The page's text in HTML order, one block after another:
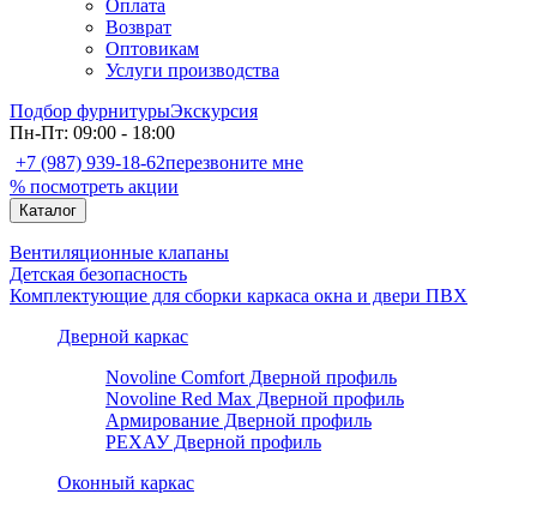
Оплата
Возврат
Оптовикам
Услуги производства
Подбор фурнитурыЭкскурсия
Пн-Пт: 09:00 - 18:00
+7 (987) 939-18-62перезвоните мне
% посмотреть акции
Каталог
Вентиляционные клапаны
Детская безопасность
Комплектующие для сборки каркаса окна и двери ПВХ
Дверной каркас
Novoline Comfort Дверной профиль
Novoline Red Мax Дверной профиль
Армирование Дверной профиль
РЕХАУ Дверной профиль
Оконный каркас